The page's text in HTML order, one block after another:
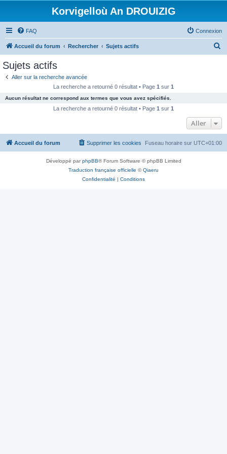
Korvigelloù An DROUIZIG
FAQ Connexion
Accueil du forum Rechercher Sujets actifs
c
e
Sujets actifs
Aller sur la recherche avancée
La recherche a retourné 0 résultat • Page 1 sur 1
Aucun résultat ne correspond aux termes que vous avez spécifiés.
La recherche a retourné 0 résultat • Page 1 sur 1
Aller
Accueil du forum Fuseau horaire sur UTC+01:00
Supprimer les cookies
Développé parphpBB® Forum Software © phpBB Limited
Traduction française officielle ©Qiaeru
Confidentialité | Conditions